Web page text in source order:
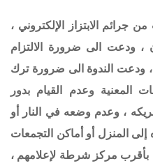
جرائم الابتزاز الإلكتروني ،
ودعت الى ضرورة الالتزام
ودعت الندوة الى ضرورة ترك
المعنية وعدم القيام بدور
، وعدم وضعه في النار أو
المنزل أو أماكن التجمعات
بأقرب مركز شرطة لإعلامهم ،